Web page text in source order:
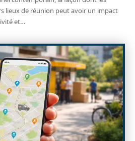
lieux de réunion peut avoir un impact
et…